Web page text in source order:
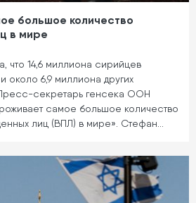
большое количество
в мире
что 14,6 миллиона сирийцев
около 6,9 миллиона других
секретарь генсека ООН
самое большое количество
лиц (ВПЛ) в мире». Стефан…